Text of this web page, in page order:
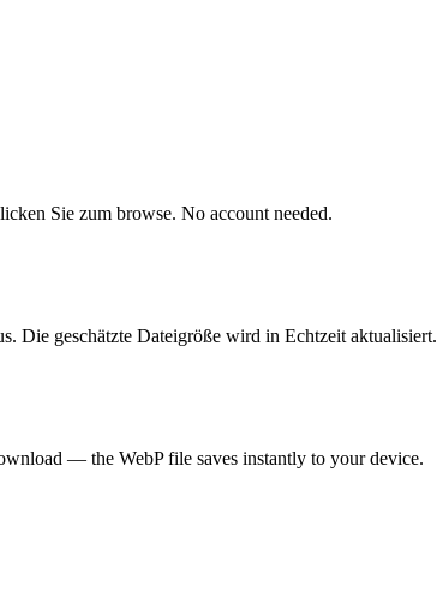
Sie zum browse. No account needed.
Die geschätzte Dateigröße wird in Echtzeit aktualisiert.
— the WebP file saves instantly to your device.